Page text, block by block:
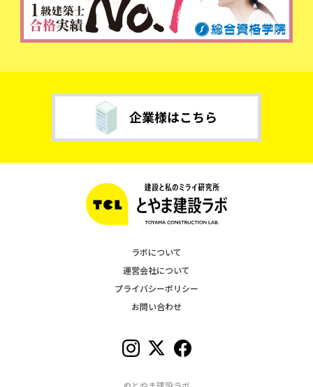
ラボについて
運営会社について
プライバシーポリシー
お問い合わせ